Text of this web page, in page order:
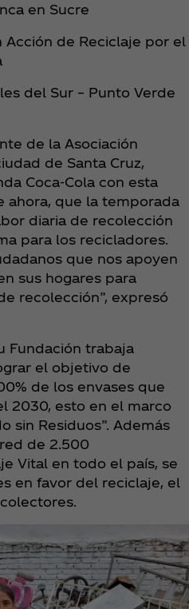
en Sucre
Acción de Reciclaje por el
del Sur – Punto Verde
de la Asociación
de Santa Cruz,
Coca‑Cola con esta
ahora, que la temporada
diaria de recolección
para los recicladores.
que nos apoyen
sus hogares para
recolección”, expresó
Fundación trabaja
el objetivo de
de los envases que
2030, esto en el marco
sin Residuos”. Además
de 2.500
Vital en todo el país, se
en favor del reciclaje, el